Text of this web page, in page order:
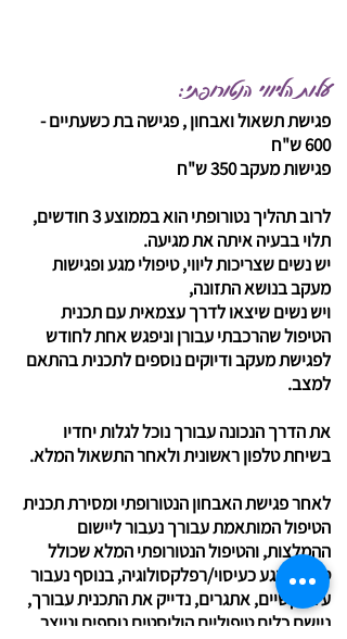
עלות הליווי הנטורופתי:
פגישת תשאול ואבחון , פגישה בת כשעתיים -
600 ש"ח
פגישות מעקב 350 ש"ח
לרוב תהליך נטורופתי הוא בממוצע 3 חודשים,
תלוי בבעיה איתה את מגיעה.
יש נשים שצריכות ליווי, טיפולי מגע ופגישות
מעקב בנושא התזונה,
ויש נשים שיצאו לדרך עצמאית עם תכנית
הטיפול שהרכבתי עבורן וניפגש אחת לחודש
לפגישת מעקב ודיוקים נוספים לתכנית בהתאם
למצב.
את הדרך הנכונה עבורך נוכל לגלות יחדיו
בשיחת טלפון ראשונית ולאחר התשאול המלא.
לאחר פגישת האבחון הנטורופתי ומסירת תכנית
הטיפול המותאמת עבורך נעבור ליישום
ההמלצות, והטיפול הנטורופתי המלא שכולל
טיפולי מגע כעיסוי/רפלקסולוגיה, בנוסף נעבור
על הקשיים, אתגרים, נדייק את התכנית עבורך,
ניישם כלים טיפוליים הוליסטים נוספים ונייצר